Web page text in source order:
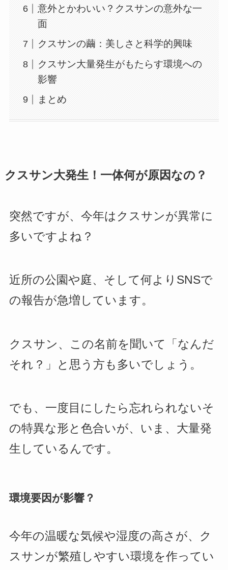
意外とかわいい？クスサンの意外な一
面
クスサンの繭：美しさと科学的興味
クスサン大量発生がもたらす環境への
影響
まとめ
クスサン大発生！一体何が原因なの？
突然ですが、今年はクスサンが異常に
多いですよね？
近所の公園や庭、そして何よりSNSで
の報告が急増しています。
クスサン、この名前を聞いて「なんだ
それ？」と思う方も多いでしょう。
でも、一度目にしたら忘れられないそ
の特異な形と色合いが、いま、大量発
生しているんです。
環境要因が影響？
今年の温暖な気候や湿度の高さが、ク
スサンが繁殖しやすい環境を作ってい